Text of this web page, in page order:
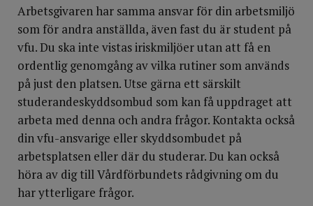
Arbetsgivaren har samma ansvar för din arbetsmiljö
som för andra anställda, även fast du är student på
vfu. Du ska inte vistas iriskmiljöer utan att få en
ordentlig genomgång av vilka rutiner som används
på just den platsen. Utse gärna ett särskilt
studerandeskyddsombud som kan få uppdraget att
arbeta med denna och andra frågor. Kontakta också
din vfu-ansvarige eller skyddsombudet på
arbetsplatsen eller där du studerar. Du kan också
höra av dig till Vårdförbundets rådgivning om du
har ytterligare frågor.